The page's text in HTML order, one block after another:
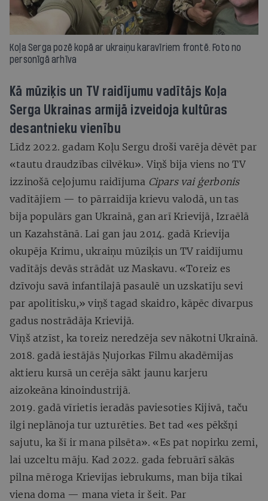
Koļa Serga pozē kopā ar ukraiņu karavīriem frontē. Foto no
personīgā arhīva
Kā mūziķis un TV raidījumu vadītājs Koļa
Serga Ukrainas armijā izveidoja kultūras
desantnieku vienību
Līdz 2022. gadam Koļu Sergu droši varēja dēvēt par
«tautu draudzības cilvēku». Viņš bija viens no TV
izzinošā ceļojumu raidījuma Cipars vai ģerbonis
vadītājiem — to pārraidīja krievu valodā, un tas
bija populārs gan Ukrainā, gan arī Krievijā, Izraēlā
un Kazahstānā. Lai gan jau 2014. gadā Krievija
okupēja Krimu, ukraiņu mūziķis un TV raidījumu
vadītājs devās strādāt uz Maskavu. «Toreiz es
dzīvoju savā infantilajā pasaulē un uzskatīju sevi
par apolitisku,» viņš tagad skaidro, kāpēc divarpus
gadus nostrādāja Krievijā.
Viņš atzīst, ka toreiz neredzēja sev nākotni Ukrainā.
2018. gadā iestājās Ņujorkas Filmu akadēmijas
aktieru kursā un cerēja sākt jaunu karjeru
aizokeāna kinoindustrijā.
2019. gadā vīrietis ieradās paviesoties Kijivā, taču
ilgi neplānoja tur uzturēties. Bet tad «es pēkšņi
sajutu, ka šī ir mana pilsēta». «Es pat nopirku zemi,
lai uzceltu māju. Kad 2022. gada februārī sākās
pilna mēroga Krievijas iebrukums, man bija tikai
viena doma — mana vieta ir šeit. Par